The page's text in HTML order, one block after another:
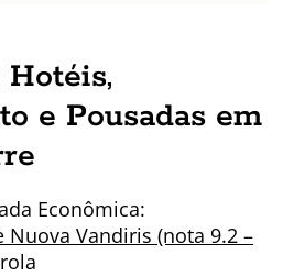
e Pousadas em
Econômica:
Nuova Vandiris (nota 9.2 –